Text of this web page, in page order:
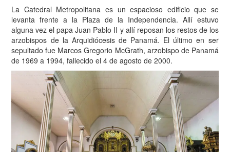
La Catedral Metropolitana es un espacioso edificio que se
levanta frente a la Plaza de la Independencia. Allí estuvo
alguna vez el papa Juan Pablo II y allí reposan los restos de los
arzobispos de la Arquidiócesis de Panamá. El último en ser
sepultado fue Marcos Gregorio McGrath, arzobispo de Panamá
de 1969 a 1994, fallecido el 4 de agosto de 2000.